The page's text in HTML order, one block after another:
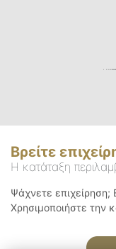
Βρείτε
Η κατάταξη
Ψάχνετε επιχείρηση;
Χρησιμοποιήστε την